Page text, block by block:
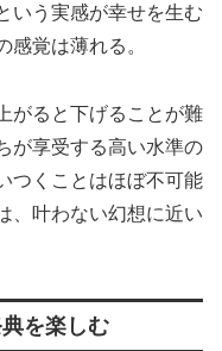
いう実感が幸せを生む
覚は薄れる。
がると下げることが難
が享受する高い水準の
つくことはほぼ不可能
、叶わない幻想に近い
を楽しむ